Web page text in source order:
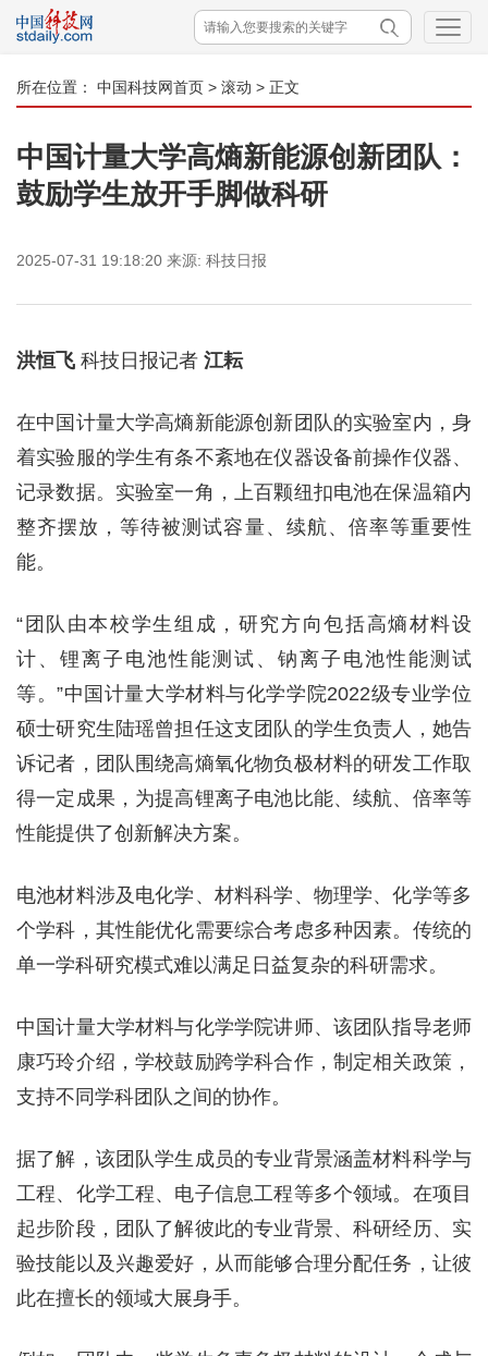
所在位置： 中国科技网首页 > 滚动 > 正文
中国计量大学高熵新能源创新团队：
鼓励学生放开手脚做科研
2025-07-31 19:18:20 来源: 科技日报
洪恒飞 科技日报记者 江耘
在中国计量大学高熵新能源创新团队的实验室内，身
着实验服的学生有条不紊地在仪器设备前操作仪器、
记录数据。实验室一角，上百颗纽扣电池在保温箱内
整齐摆放，等待被测试容量、续航、倍率等重要性
能。
“团队由本校学生组成，研究方向包括高熵材料设
计、锂离子电池性能测试、钠离子电池性能测试
等。”中国计量大学材料与化学学院2022级专业学位
硕士研究生陆瑶曾担任这支团队的学生负责人，她告
诉记者，团队围绕高熵氧化物负极材料的研发工作取
得一定成果，为提高锂离子电池比能、续航、倍率等
性能提供了创新解决方案。
电池材料涉及电化学、材料科学、物理学、化学等多
个学科，其性能优化需要综合考虑多种因素。传统的
单一学科研究模式难以满足日益复杂的科研需求。
中国计量大学材料与化学学院讲师、该团队指导老师
康巧玲介绍，学校鼓励跨学科合作，制定相关政策，
支持不同学科团队之间的协作。
据了解，该团队学生成员的专业背景涵盖材料科学与
工程、化学工程、电子信息工程等多个领域。在项目
起步阶段，团队了解彼此的专业背景、科研经历、实
验技能以及兴趣爱好，从而能够合理分配任务，让彼
此在擅长的领域大展身手。